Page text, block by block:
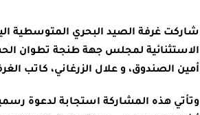
الاستثنائية لمجلس جهة طنجة تطوان
أمين الصندوق، و علال الزرغاني، كاتب
وتأتي هذه المشاركة استجابة لدعوة